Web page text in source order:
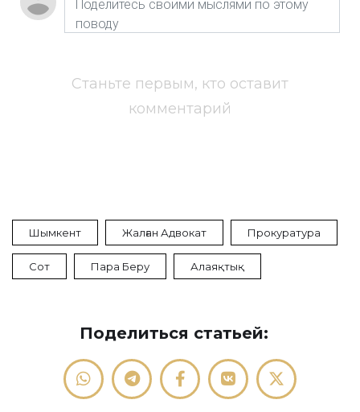
Станьте первым, кто оставит
комментарий
Шымкент Жалған Адвокат Прокуратура
Сот Пара Беру Алаяқтық
Поделиться статьей: